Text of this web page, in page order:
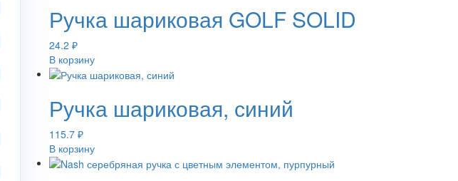
Ручка шариковая GOLF SOLID
24.2 ₽
В корзину
Ручка шариковая, синий
115.7 ₽
В корзину